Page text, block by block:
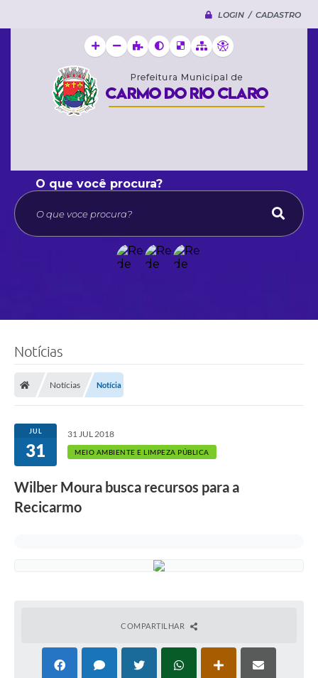
LOGIN / CADASTRO
O que voce procura?
Notícias
Notícias Notícia
JUL
31
31 JUL 2018
MEIO AMBIENTE E LIMPEZA PÚBLICA
Wilber Moura busca recursos para a
Recicarmo
COMPARTILHAR